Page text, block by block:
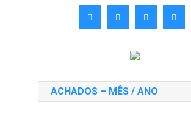
ACHADOS – MÊS / ANO